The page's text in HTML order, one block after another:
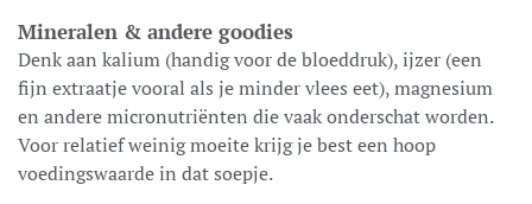
Mineralen & andere goodies
Denk aan kalium (handig voor de bloeddruk), ijzer (een
fijn extraatje vooral als je minder vlees eet), magnesium
en andere micronutriënten die vaak onderschat worden.
Voor relatief weinig moeite krijg je best een hoop
voedingswaarde in dat soepje.